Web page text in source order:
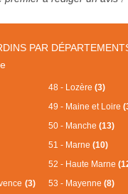
PAR
(3)
48 - Lozère (3)
49 - Maine et Loire
50 - Manche (13)
51 - Marne (10)
52 - Haute Marne
53 - Mayenne (8)